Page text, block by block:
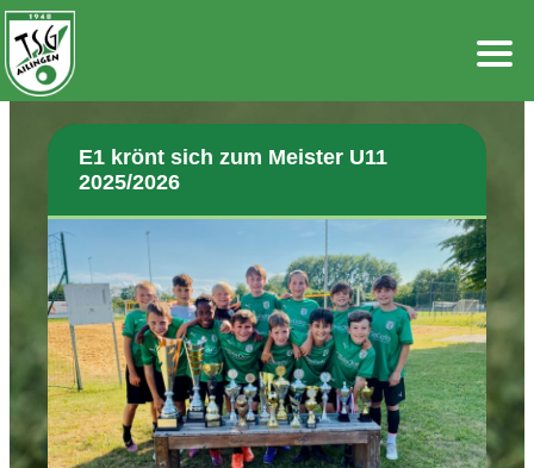
Zum
Inhalt
springen
E1 krönt sich zum Meister U11
2025/2026